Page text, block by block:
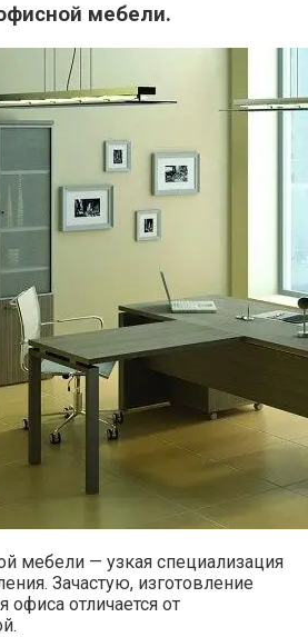
мебели.
мебели — узкая специализация
Зачастую, изготовление
отличается от